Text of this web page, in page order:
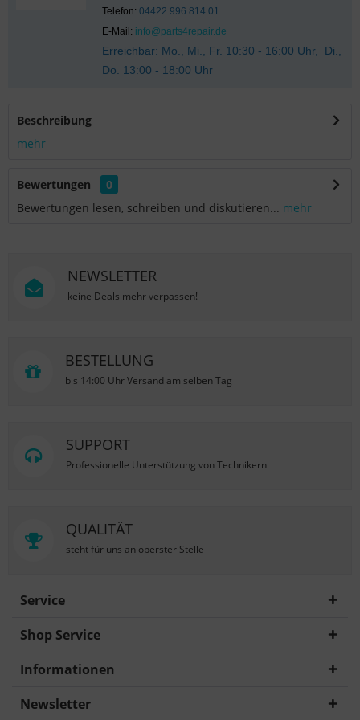
Telefon: 04422 996 814 01
E-Mail: info@parts4repair.de
Erreichbar: Mo., Mi., Fr. 10:30 - 16:00 Uhr, Di.,
Do. 13:00 - 18:00 Uhr
Beschreibung
mehr
Bewertungen
0
Bewertungen lesen, schreiben und diskutieren... mehr
NEWSLETTER
keine Deals mehr verpassen!
BESTELLUNG
bis 14:00 Uhr Versand am selben Tag
SUPPORT
Professionelle Unterstützung von Technikern
QUALITÄT
steht für uns an oberster Stelle
Service
Shop Service
Informationen
Newsletter